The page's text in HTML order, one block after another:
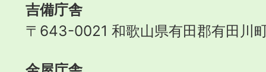
吉備庁舎
〒643-0021 和歌山県有田郡有田川